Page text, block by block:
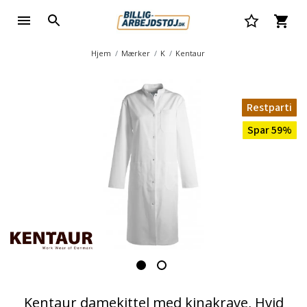
Hjem Mærker K Kentaur
Restparti
Spar 59%
Kentaur damekittel med kinakrave, Hvid